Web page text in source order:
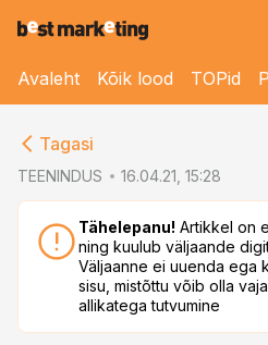
Avaleht Kõik lood TOPid
Tagasi
TEENINDUS 16.04.21, 15:28
Tähelepanu! Artikkel on
ning kuulub väljaande
Väljaanne ei uuenda ega
sisu, mistõttu võib olla
allikatega tutvumine